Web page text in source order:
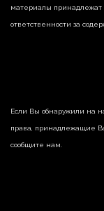
материалы принадлежат
ответственности за
Если Вы обнаружили на
права, принадлежащие
сообщите нам.